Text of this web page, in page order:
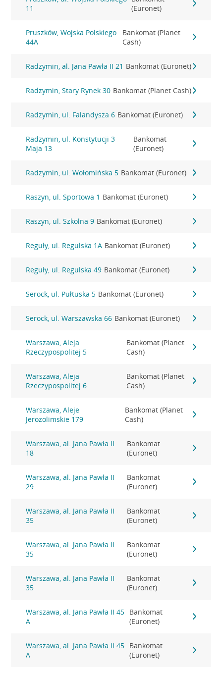
11
(Euronet)
Pruszków, Wojska Polskiego
44A
Bankomat (Planet
Cash)
Radzymin, al. Jana Pawła II 21 Bankomat (Euronet)
Radzymin, Stary Rynek 30 Bankomat (Planet Cash)
Radzymin, ul. Falandysza 6 Bankomat (Euronet)
Radzymin, ul. Konstytucji 3
Maja 13
Bankomat
(Euronet)
Radzymin, ul. Wołomińska 5 Bankomat (Euronet)
Raszyn, ul. Sportowa 1 Bankomat (Euronet)
Raszyn, ul. Szkolna 9 Bankomat (Euronet)
Reguły, ul. Regulska 1A Bankomat (Euronet)
Reguły, ul. Regulska 49 Bankomat (Euronet)
Serock, ul. Pułtuska 5 Bankomat (Euronet)
Serock, ul. Warszawska 66 Bankomat (Euronet)
Warszawa, Aleja
Rzeczypospolitej 5
Bankomat (Planet
Cash)
Warszawa, Aleja
Rzeczypospolitej 6
Bankomat (Planet
Cash)
Warszawa, Aleje
Jerozolimskie 179
Bankomat (Planet
Cash)
Warszawa, al. Jana Pawła II
18
Bankomat
(Euronet)
Warszawa, al. Jana Pawła II
29
Bankomat
(Euronet)
Warszawa, al. Jana Pawła II
35
Bankomat
(Euronet)
Warszawa, al. Jana Pawła II
35
Bankomat
(Euronet)
Warszawa, al. Jana Pawła II
35
Bankomat
(Euronet)
Warszawa, al. Jana Pawła II 45
A
Bankomat
(Euronet)
Warszawa, al. Jana Pawła II 45
A
Bankomat
(Euronet)